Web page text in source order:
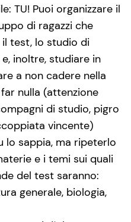
TU! Puoi organizzare il
di ragazzi che
test, lo studio di
inoltre, studiare in
a non cadere nella
nulla (attenzione
di studio, pigro
vincente)
lo sappia, ma ripeterlo
e i temi sui quali
del test saranno:
generale, biologia,